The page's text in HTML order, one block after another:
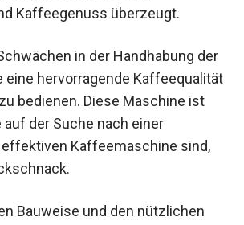
Kaffeegenuss überzeugt.
in der Handhabung der
eine hervorragende Kaffeequalität
bedienen. Diese Maschine ist
auf der Suche nach einer
effektiven Kaffeemaschine sind,
Bauweise und den nützlichen